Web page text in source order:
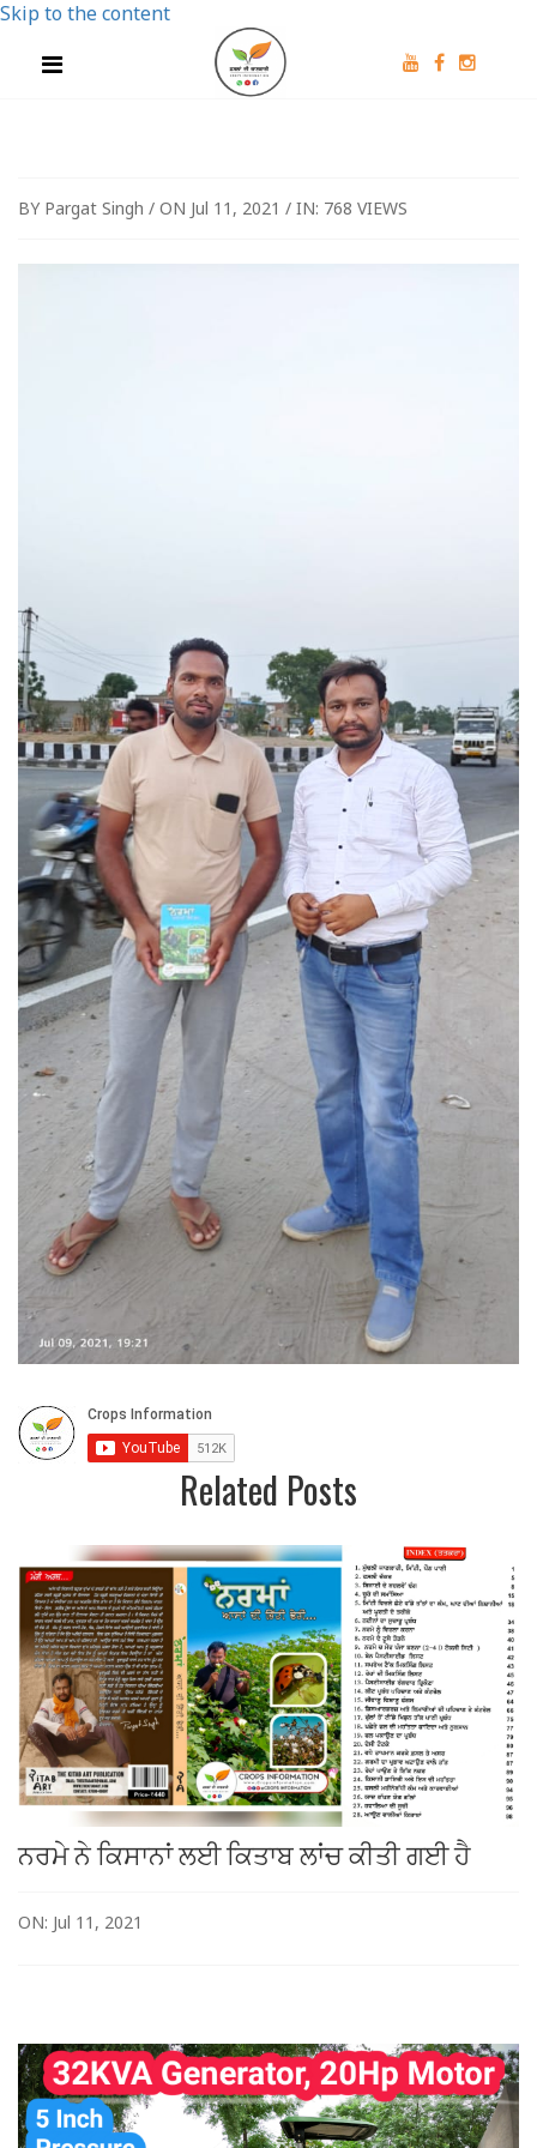
Skip to the content
BY Pargat Singh / ON Jul 11, 2021 / IN: 768 VIEWS
Related Posts
ਨਰਮੇ ਨੇ ਕਿਸਾਨਾਂ ਲਈ ਕਿਤਾਬ ਲਾਂਚ ਕੀਤੀ ਗਈ ਹੈ
ON: Jul 11, 2021